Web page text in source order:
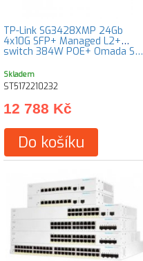
TP-Link SG3428XMP 24Gb
4x10G SFP+ Managed L2+
switch 384W POE+ Omada S…
Skladem
ST5172210232
12 788 Kč
Do košíku